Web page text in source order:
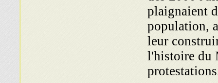
plaignaient
population,
leur
l'histoire du